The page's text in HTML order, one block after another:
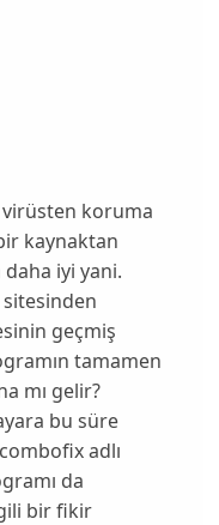
virüsten koruma
kaynaktan
iyi yani.
geçmiş
tamamen
mı gelir?
bu süre
adlı
da
bir fikir